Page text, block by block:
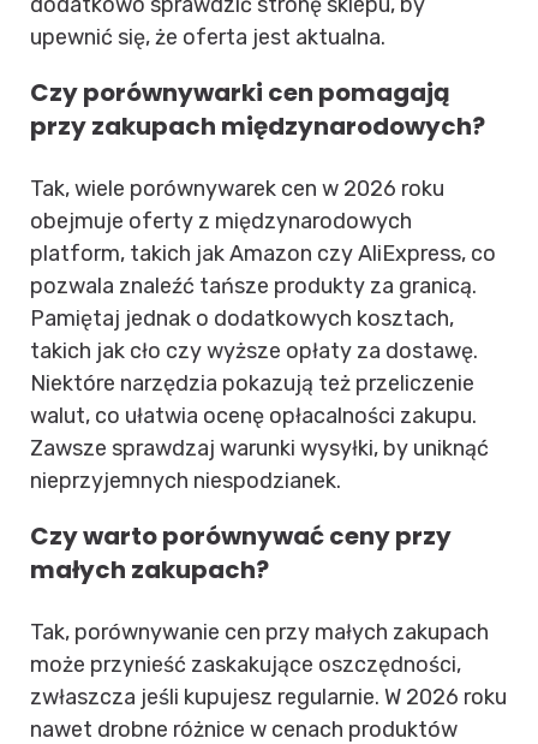
upewnić się, że oferta jest aktualna.
Czy porównywarki cen pomagają
przy zakupach międzynarodowych?
Tak, wiele porównywarek cen w 2026 roku
obejmuje oferty z międzynarodowych
platform, takich jak Amazon czy AliExpress, co
pozwala znaleźć tańsze produkty za granicą.
Pamiętaj jednak o dodatkowych kosztach,
takich jak cło czy wyższe opłaty za dostawę.
Niektóre narzędzia pokazują też przeliczenie
walut, co ułatwia ocenę opłacalności zakupu.
Zawsze sprawdzaj warunki wysyłki, by uniknąć
nieprzyjemnych niespodzianek.
Czy warto porównywać ceny przy
małych zakupach?
Tak, porównywanie cen przy małych zakupach
może przynieść zaskakujące oszczędności,
zwłaszcza jeśli kupujesz regularnie. W 2026 roku
nawet drobne różnice w cenach produktów